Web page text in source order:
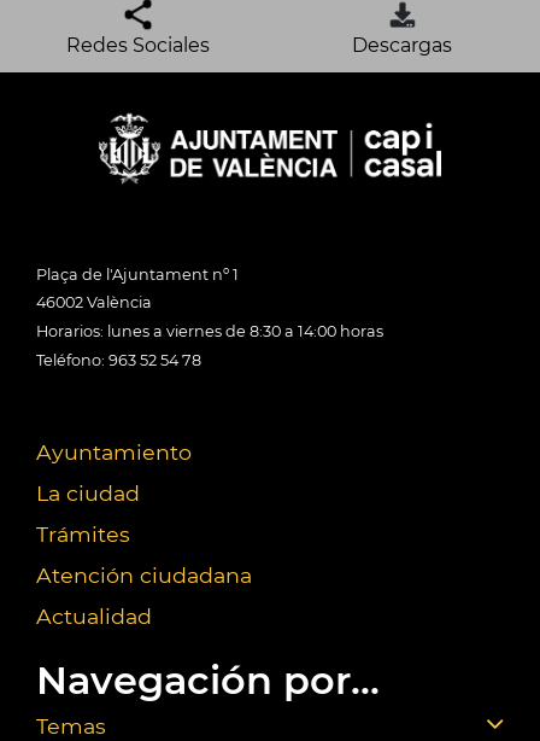
Redes Sociales Descargas
Plaça de l'Ajuntament nº 1
46002 València
Horarios: lunes a viernes de 8:30 a 14:00 horas
Teléfono: 963 52 54 78
Ayuntamiento
La ciudad
Trámites
Atención ciudadana
Actualidad
Navegación por...
Temas